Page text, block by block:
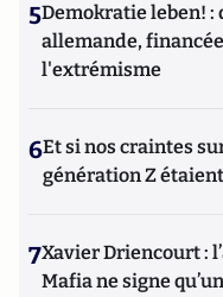
5Demokratie leben! :
allemande,
l'extrémisme
6Et si nos craintes
génération Z
7Xavier Driencourt :
Mafia ne signe